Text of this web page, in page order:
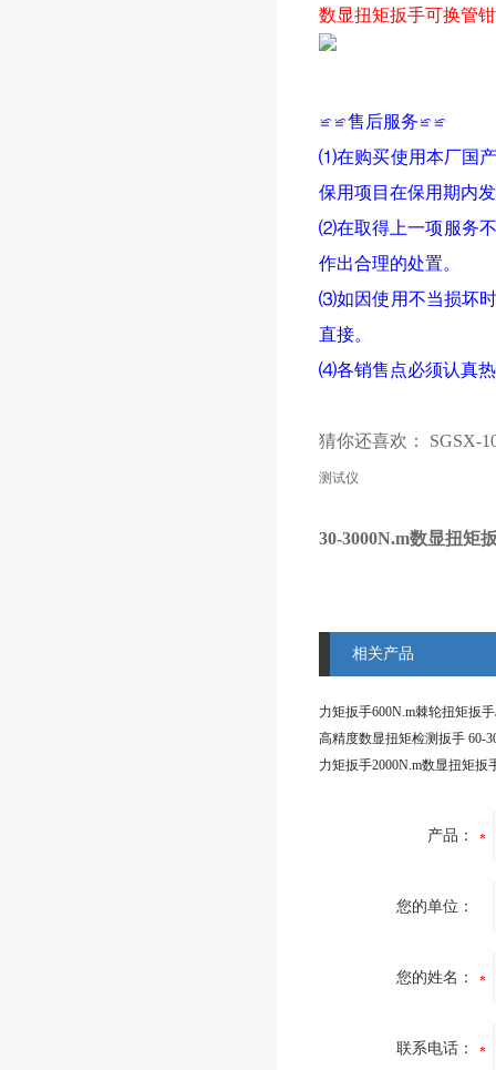
数显扭矩扳手可换管
≌≌售后服务≌≌
⑴在购买使用本厂国
保用项目在保用期内
⑵在取得上一项服务
作出合理的处置。
⑶如因使用不当损坏
直接。
⑷各销售点必须认真
猜你还喜欢： SGSX-
测试仪
30-3000N.m数显扭矩
相关产品
产品：
您的单位：
您的姓名：
联系电话：